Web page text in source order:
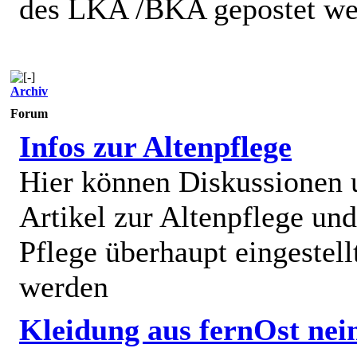
des LKA /BKA gepostet
Archiv
Forum
Infos zur Altenpflege
Hier können Diskussionen
Artikel zur Altenpflege
Pflege überhaupt
werden
Kleidung aus fernOst